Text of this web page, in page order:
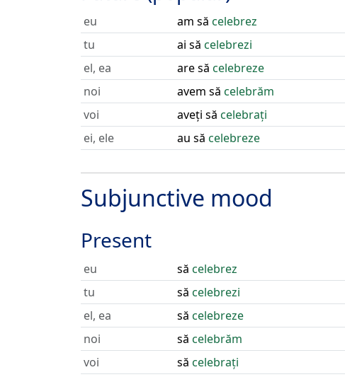
eu am să celebrez
tu
ai să celebrezi
el, ea
are să celebreze
noi
avem să celebrăm
voi
aveți să celebrați
ei, ele
au să celebreze
Subjunctive mood
Present
eu să celebrez
tu
să celebrezi
el, ea
să celebreze
noi
să celebrăm
voi
să celebrați